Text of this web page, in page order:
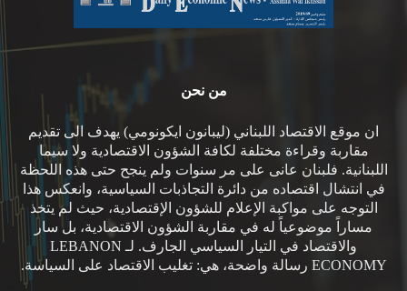
من نحن
ان موقع الاقتصاد اللبناني (ليبانون ايكونومي) يهدف الى تقديم
مقاربة وقراءة مختلفة لكافة الشؤون الاقتصادية ولا سيما
اللبنانية. فلبنان عانى على مر سنوات ولم ينجح حتى هذه اللحظة
في انتشال اقتصاده من دائرة التجاذبات السياسية، وانعكس هذا
التوجه على مواكبة الإعلام للشؤون الإقتصادية، حيث لم يتخذ
مساراً موضوعياً له في مقاربة الشؤون الاقتصادية، بل سار
والاقتصاد في التيار السياسي الجارف. لـ LEBANON
ECONOMY رسالة واضحة، هي: تغليب الاقتصاد على السياسة.